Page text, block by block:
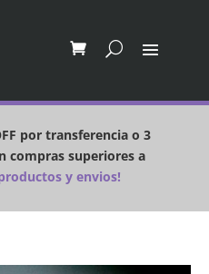
por transferencia o 3
compras superiores a
y envios!